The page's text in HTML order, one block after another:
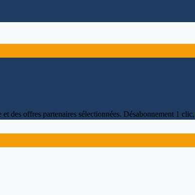
des offres partenaires sélectionnées. Désabonnement 1 clic.